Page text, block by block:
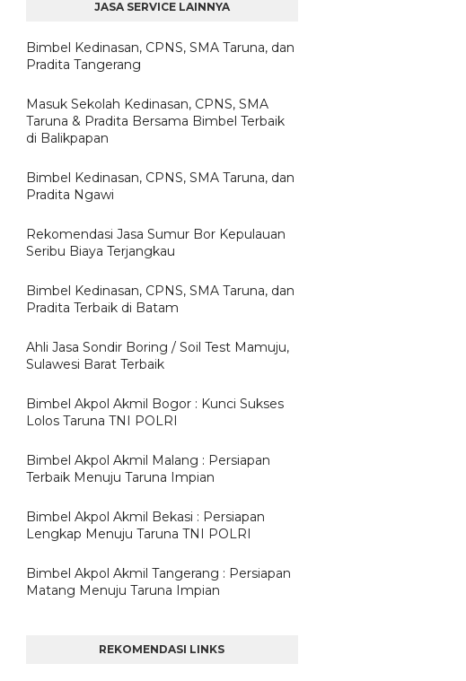
JASA SERVICE LAINNYA
Bimbel Kedinasan, CPNS, SMA Taruna, dan
Pradita Tangerang
Masuk Sekolah Kedinasan, CPNS, SMA
Taruna & Pradita Bersama Bimbel Terbaik
di Balikpapan
Bimbel Kedinasan, CPNS, SMA Taruna, dan
Pradita Ngawi
Rekomendasi Jasa Sumur Bor Kepulauan
Seribu Biaya Terjangkau
Bimbel Kedinasan, CPNS, SMA Taruna, dan
Pradita Terbaik di Batam
Ahli Jasa Sondir Boring / Soil Test Mamuju,
Sulawesi Barat Terbaik
Bimbel Akpol Akmil Bogor : Kunci Sukses
Lolos Taruna TNI POLRI
Bimbel Akpol Akmil Malang : Persiapan
Terbaik Menuju Taruna Impian
Bimbel Akpol Akmil Bekasi : Persiapan
Lengkap Menuju Taruna TNI POLRI
Bimbel Akpol Akmil Tangerang : Persiapan
Matang Menuju Taruna Impian
REKOMENDASI LINKS